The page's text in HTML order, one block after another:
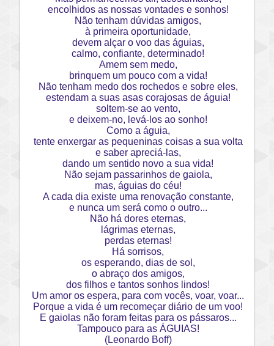
encolhidos as nossas vontades e sonhos!
Não tenham dúvidas amigos,
à primeira oportunidade,
devem alçar o voo das águias,
calmo, confiante, determinado!
Amem sem medo,
brinquem um pouco com a vida!
Não tenham medo dos rochedos e sobre eles,
estendam a suas asas corajosas de águia!
soltem-se ao vento,
e deixem-no, levá-los ao sonho!
Como a águia,
tente enxergar as pequeninas coisas a sua volta
e saber apreciá-las,
dando um sentido novo a sua vida!
Não sejam passarinhos de gaiola,
mas, águias do céu!
A cada dia existe uma renovação constante,
e nunca um será como o outro...
Não há dores eternas,
lágrimas eternas,
perdas eternas!
Há sorrisos,
os esperando, dias de sol,
o abraço dos amigos,
dos filhos e tantos sonhos lindos!
Um amor os espera, para com vocês, voar, voar...
Porque a vida é um recomeçar diário de um voo!
E gaiolas não foram feitas para os pássaros...
Tampouco para as ÁGUIAS!
(Leonardo Boff)